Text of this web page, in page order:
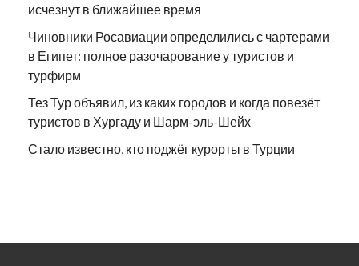
исчезнут в ближайшее время
Чиновники Росавиации определились с чартерами
в Египет: полное разочарование у туристов и
турфирм
Тез Тур объявил, из каких городов и когда повезёт
туристов в Хургаду и Шарм-эль-Шейх
Стало известно, кто поджёг курорты в Турции